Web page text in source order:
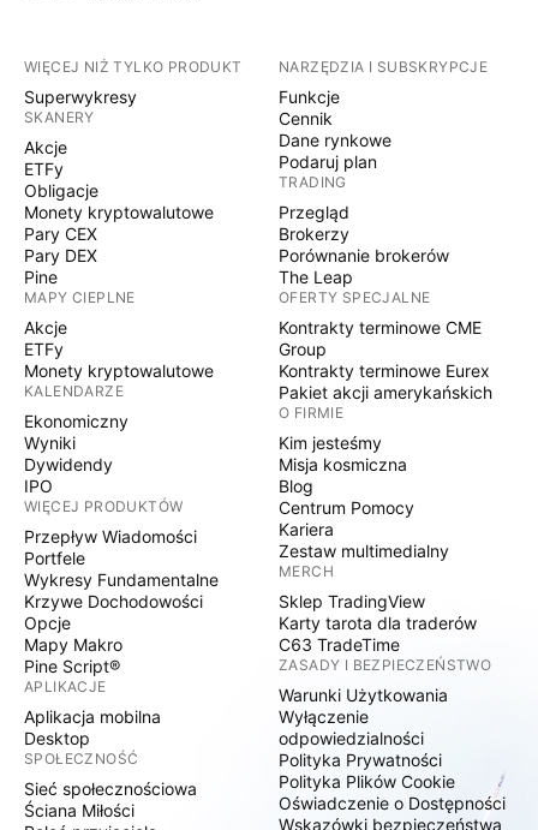
WIĘCEJ NIŻ TYLKO PRODUKT
Superwykresy
SKANERY
Akcje
ETFy
Obligacje
Monety kryptowalutowe
Pary CEX
Pary DEX
Pine
MAPY CIEPLNE
Akcje
ETFy
Monety kryptowalutowe
KALENDARZE
Ekonomiczny
Wyniki
Dywidendy
IPO
WIĘCEJ PRODUKTÓW
Przepływ Wiadomości
Portfele
Wykresy Fundamentalne
Krzywe Dochodowości
Opcje
Mapy Makro
Pine Script®
APLIKACJE
Aplikacja mobilna
Desktop
SPOŁECZNOŚĆ
Sieć społecznościowa
Ściana Miłości
NARZĘDZIA I SUBSKRYPCJE
Funkcje
Cennik
Dane rynkowe
Podaruj plan
TRADING
Przegląd
Brokerzy
Porównanie brokerów
The Leap
OFERTY SPECJALNE
Kontrakty terminowe CME
Group
Kontrakty terminowe Eurex
Pakiet akcji amerykańskich
O FIRMIE
Kim jesteśmy
Misja kosmiczna
Blog
Centrum Pomocy
Kariera
Zestaw multimedialny
MERCH
Sklep TradingView
Karty tarota dla traderów
C63 TradeTime
ZASADY I BEZPIECZEŃSTWO
Warunki Użytkowania
Wyłączenie
odpowiedzialności
Polityka Prywatności
Polityka Plików Cookie
Oświadczenie o Dostępności
Wskazówki bezpieczeństwa